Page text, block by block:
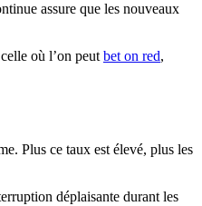
assure que les nouveaux
où l’on peutbet on red,
Plus ce taux est élevé, plus les
déplaisante durant les